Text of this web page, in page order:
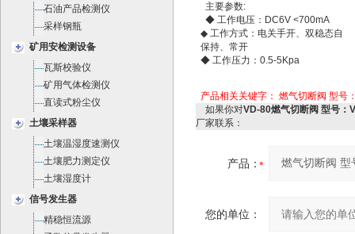
石油产品检测仪
采样钢瓶
矿用安检测设备
瓦斯校验仪
矿用气体检测仪
直读式粉尘仪
土壤采样器
土壤温湿度速测仪
土壤肥力测定仪
土壤湿度计
信号发生器
精稳恒流源
主要参数:
◆ 工作电压：DC6V <700mA
◆ 工作方式：电关手开、双稳态自
保持、常开
◆ 工作压力：0.5-5Kpa
产品相关关键字： 燃气切断阀 型号
如果你对VD-80燃气切断阀 型号：
厂家联系：
产品：
您的单位：